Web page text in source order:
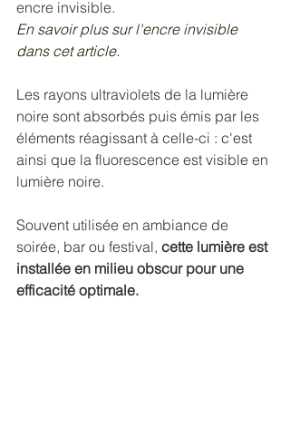
encre invisible.
En savoir plus sur l'encre invisible
dans cet article.
Les rayons ultraviolets de la lumière
noire sont absorbés puis émis par les
éléments réagissant à celle-ci : c'est
ainsi que la fluorescence est visible en
lumière noire.
Souvent utilisée en ambiance de
soirée, bar ou festival, cette lumière est
installée en milieu obscur pour une
efficacité optimale.